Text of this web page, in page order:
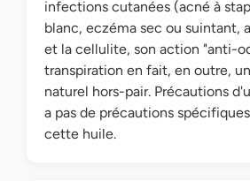
infections cutanées (acné à
blanc, eczéma sec ou suintant,
et la cellulite, son action "anti-
transpiration en fait, en outre,
naturel hors-pair. Précautions
a pas de précautions
cette huile.